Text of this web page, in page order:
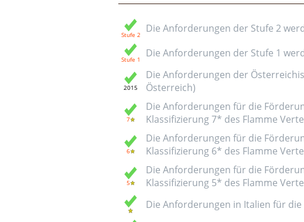
Die Anforderungen der Stufe 2
Die Anforderungen der Stufe 1
Die Anforderungen der
Österreich)
Die Anforderungen für die
Klassifizierung 7* des Flamme
Die Anforderungen für die
Klassifizierung 6* des Flamme
Die Anforderungen für die
Klassifizierung 5* des Flamme
Die Anforderungen in Italien für